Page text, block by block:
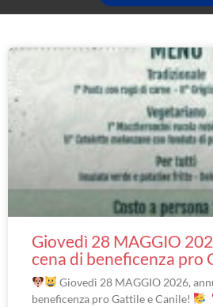
Giovedì 28 MAGGIO
cena di beneficenza pro
Giovedì 28 MAGGIO 2026,
beneficenza pro Gattile e Canile!